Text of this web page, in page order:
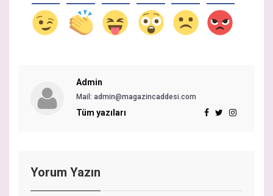
Admin
Mail: admin@magazincaddesi.com
Tüm yazıları
Yorum Yazın